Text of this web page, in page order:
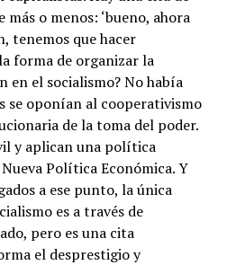
o menos: ‘bueno, ahora
tenemos que hacer
forma de organizar la
el socialismo? No había
se oponían al cooperativismo
de la toma del poder.
y aplican una política
Política Económica. Y
a ese punto, la única
es a través de
pero es una cita
el desprestigio y